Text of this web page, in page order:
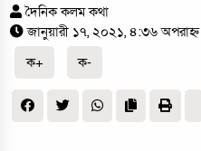
দৈনিক কলম কথা
জানুয়ারী ১৭, ২০২১, ৪:৩৬ অপরাহ্ন
ক+
ক-